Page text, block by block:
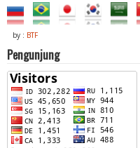
by : BTF
Pengunjung